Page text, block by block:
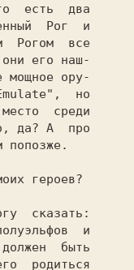
есть  два
Рог  и
Рогом  все
его наш-
мощное ору-
но
среди
да? А  про
попозже.
героев?
сказать:
и
быть
родиться